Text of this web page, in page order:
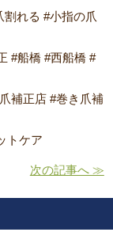
れる #小指の爪
#船橋 #西船橋 #
補正店 #巻き爪補
トケア
次の記事へ ≫